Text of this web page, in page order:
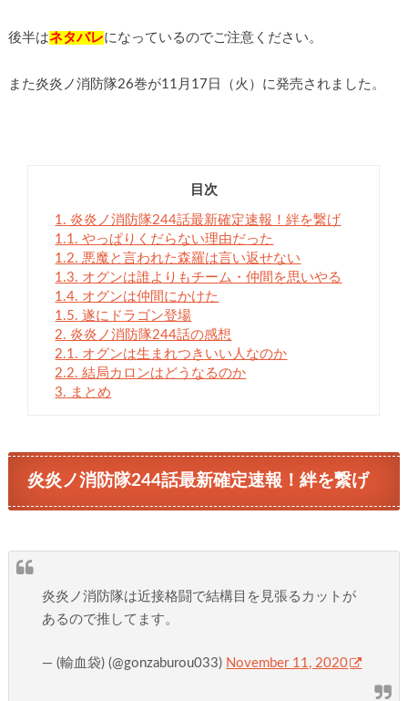
後半はネタバレになっているのでご注意ください。
また炎炎ノ消防隊26巻が11月17日（火）に発売されました。
目次
1. 炎炎ノ消防隊244話最新確定速報！絆を繋げ
1.1. やっぱりくだらない理由だった
1.2. 悪魔と言われた森羅は言い返せない
1.3. オグンは誰よりもチーム・仲間を思いやる
1.4. オグンは仲間にかけた
1.5. 遂にドラゴン登場
2. 炎炎ノ消防隊244話の感想
2.1. オグンは生まれつきいい人なのか
2.2. 結局カロンはどうなるのか
3. まとめ
炎炎ノ消防隊244話最新確定速報！絆を繋げ
炎炎ノ消防隊は近接格闘で結構目を見張るカットが
あるので推してます。
— (輸血袋) (@gonzaburou033) November 11, 2020